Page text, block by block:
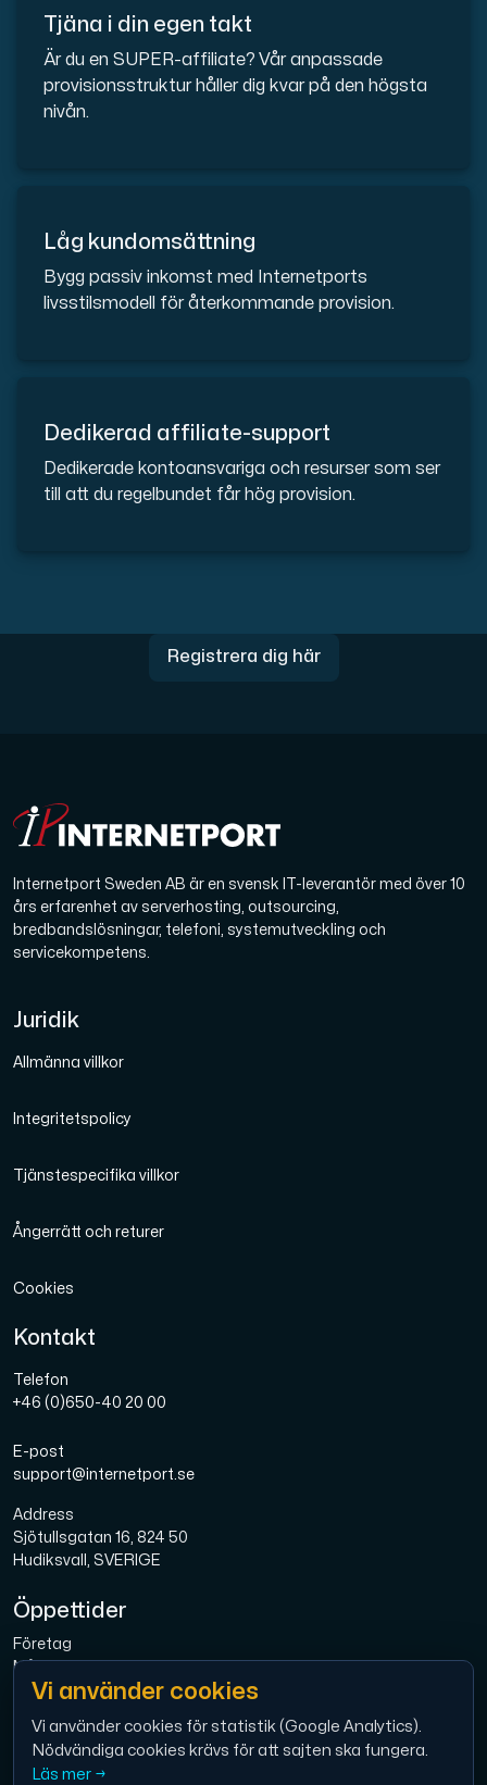
Colocation finns i två datacenter: Hudiksvall och
Internet Exchange
Verktyg för att testa prestanda och nätverk (Looking
Tjäna i din egen takt
Är du en SUPER-affiliate? Vår anpassade
provisionsstruktur håller dig kvar på den högsta
nivån.
Låg kundomsättning
Bygg passiv inkomst med Internetports
livsstilsmodell för återkommande provision.
Dedikerad affiliate-support
Dedikerade kontoansvariga och resurser som ser
till att du regelbundet får hög provision.
Registrera dig här
Internetport Sweden AB är en svensk IT-leverantör med över 10
års erfarenhet av serverhosting, outsourcing,
bredbandslösningar, telefoni, systemutveckling och
servicekompetens.
Juridik
Allmänna villkor
Integritetspolicy
Tjänstespecifika villkor
Ångerrätt och returer
Cookies
Kontakt
Telefon
+46 (0)650-40 20 00
E-post
support@internetport.se
Address
Sjötullsgatan 16, 824 50
Hudiksvall, SVERIGE
Öppettider
Företag
Mån-Fre: 08.00-16.00
Bredband
Mån-Fre: 08.00-16.00
Ekonomi
Mån-Tor: 9.00 – 12.00
Vi använder cookies
Vi använder cookies för statistik (Google Analytics).
Nödvändiga cookies krävs för att sajten ska fungera.
Läs mer →